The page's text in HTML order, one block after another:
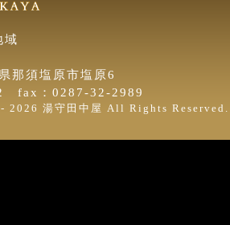
域
那須塩原市塩原6
fax：0287-32-2989
2026 湯守田中屋 All Rights Reserved.